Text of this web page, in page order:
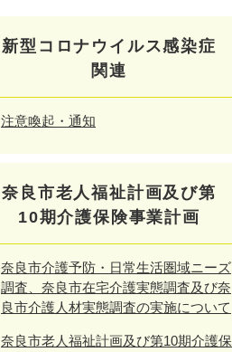
新型コロナウイルス感染症
関連
注意喚起・通知
奈良市老人福祉計画及び第
10期介護保険事業計画
奈良市介護予防・日常生活圏域ニーズ
調査、奈良市在宅介護実態調査及び奈
良市介護人材実態調査の実施について
奈良市老人福祉計画及び第10期介護保